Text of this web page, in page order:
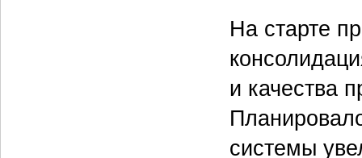
На старте
и качества
системы